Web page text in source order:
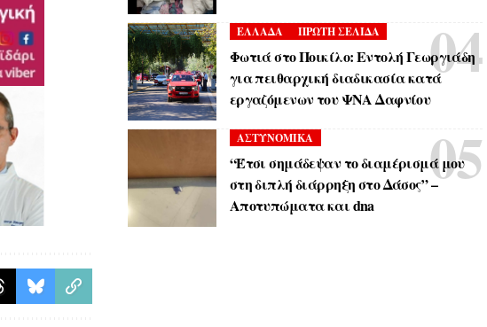
ΕΛΛΑΔΑ ΠΡΩΤΗ ΣΕΛΙΔΑ
Φωτιά στο Ποικίλο: Εντολή Γεωργιάδη
για πειθαρχική διαδικασία κατά
εργαζόμενων του ΨΝΑ Δαφνίου
ΑΣΤΥΝΟΜΙΚΑ
“Έτσι σημάδεψαν το διαμέρισμά μου
στη διπλή διάρρηξη στο Δάσος” –
Αποτυπώματα και dna